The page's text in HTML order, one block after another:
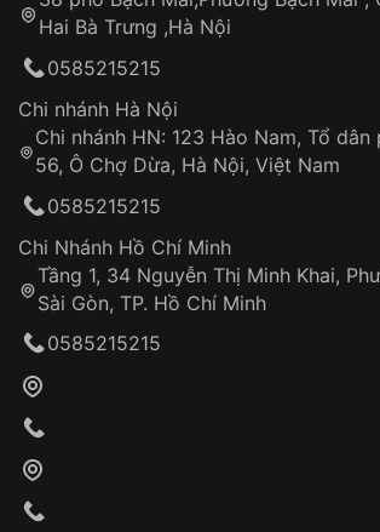
Hotline: 0585 215 215
Từ khóa SEO:
Khách hàng kiểm tra và thanh
Tự ý sửa chữa
thống VNLUX
Đảm bảo quyền lợi khách hàng
Đồng hành cùng khách hàng
trình sử dụng
Hai Bà Trưng ,Hà Nội
0585215215
Chi nhánh Hà Nội
Chi nhánh HN: 123 Hào Nam, Tổ dân
56, Ô Chợ Dừa, Hà Nội, Việt Nam
0585215215
Chi Nhánh Hồ Chí Minh
Tầng 1, 34 Nguyễn Thị Minh Khai,
Sài Gòn, TP. Hồ Chí Minh
0585215215